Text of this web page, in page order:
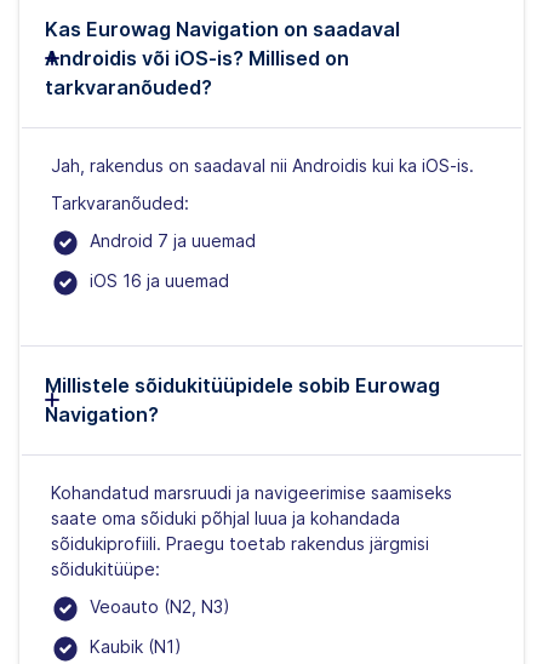
Kas Eurowag Navigation on saadaval
Androidis või iOS-is? Millised on
tarkvaranõuded?
Jah, rakendus on saadaval nii Androidis kui ka iOS-is.
Tarkvaranõuded:
Android 7 ja uuemad
iOS 16 ja uuemad
Millistele sõidukitüüpidele sobib Eurowag
Navigation?
Kohandatud marsruudi ja navigeerimise saamiseks
saate oma sõiduki põhjal luua ja kohandada
sõidukiprofiili. Praegu toetab rakendus järgmisi
sõidukitüüpe:
Veoauto (N2, N3)
Kaubik (N1)